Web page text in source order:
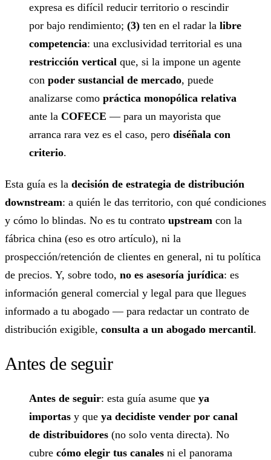
expresa es difícil reducir territorio o rescindir
por bajo rendimiento; (3) ten en el radar la libre
competencia: una exclusividad territorial es una
restricción vertical que, si la impone un agente
con poder sustancial de mercado, puede
analizarse como práctica monopólica relativa
ante la COFECE — para un mayorista que
arranca rara vez es el caso, pero diséñala con
criterio.
Esta guía es la decisión de estrategia de distribución
downstream: a quién le das territorio, con qué condiciones
y cómo lo blindas. No es tu contrato upstream con la
fábrica china (eso es otro artículo), ni la
prospección/retención de clientes en general, ni tu política
de precios. Y, sobre todo, no es asesoría jurídica: es
información general comercial y legal para que llegues
informado a tu abogado — para redactar un contrato de
distribución exigible, consulta a un abogado mercantil.
Antes de seguir
Antes de seguir: esta guía asume que ya
importas y que ya decidiste vender por canal
de distribuidores (no solo venta directa). No
cubre cómo elegir tus canales ni el panorama